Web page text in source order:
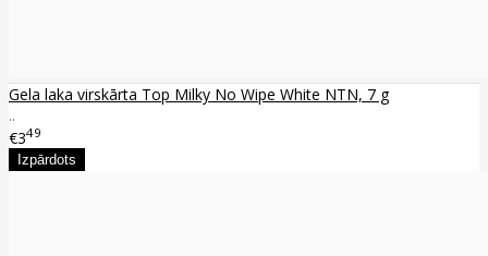
Gela laka virskārta Top Milky No Wipe White NTN, 7 g
..
€349